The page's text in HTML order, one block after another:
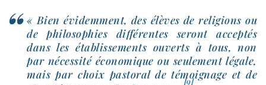
« Bien évi­dem­ment, des élèves de reli­gions ou
de phi­lo­so­phies dif­fé­rentes seront accep­tés
dans les éta­blis­se­ments ouverts à tous, non
par néces­si­té éco­no­mique ou seule­ment légale,
mais par choix pas­to­ral de témoi­gnage et de
[9]